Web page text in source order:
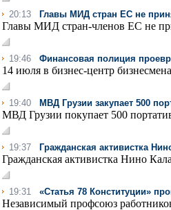
20:13 Главы МИД стран ЕС не
Главы МИД стран-членов ЕС не
19:46 Финансовая полиция
14 июля в бизнес-центр
19:40 МВД Грузии закупает 500
МВД Грузии покупает 500
19:37 Гражданская активистка
Гражданская активистка Нино
19:31 «Статья 78 Конституции»
Независимый профсоюз